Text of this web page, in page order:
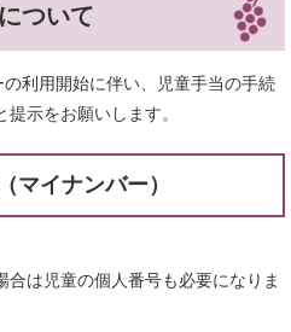
ついて
利用開始に伴い、児童手当の手続
示をお願いします。
マイナンバー）
は児童の個人番号も必要になりま